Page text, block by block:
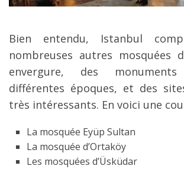
Bien entendu, Istanbul
nombreuses autres mosquées
envergure, des
différentes époques, et des
très intéressants. En voici une
La mosquée Eyüp Sultan
La mosquée d’Ortaköy
Les mosquées d’Üsküdar